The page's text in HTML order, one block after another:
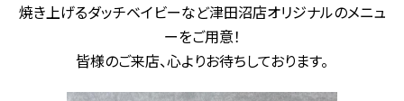
焼き上げるダッチベイビーなど津田沼店オリジナルのメニュ
ーをご用意！
皆様のご来店、心よりお待ちしております。